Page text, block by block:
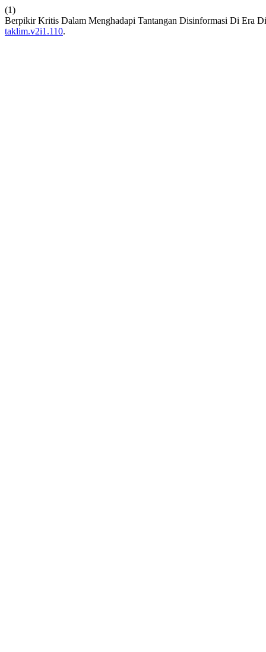
(1)
Berpikir Kritis Dalam Menghadapi Tantangan Disinformasi Di Era
taklim.v2i1.110.